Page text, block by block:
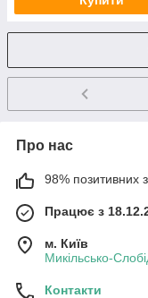
Про нас
98% позитивних з
Працює з
м. Київ
Микільсько-
Контакти